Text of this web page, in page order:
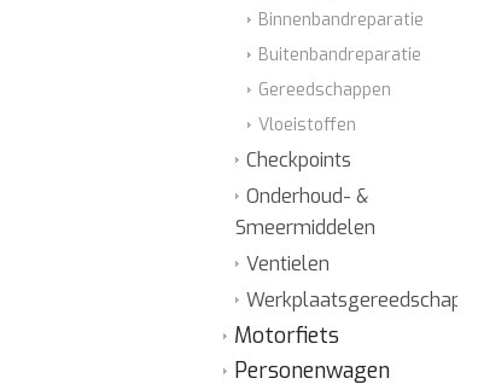
Binnenbandreparatie
Buitenbandreparatie
Gereedschappen
Vloeistoffen
Checkpoints
Onderhoud- &
Smeermiddelen
Ventielen
Werkplaatsgereedschap
Motorfiets
Personenwagen